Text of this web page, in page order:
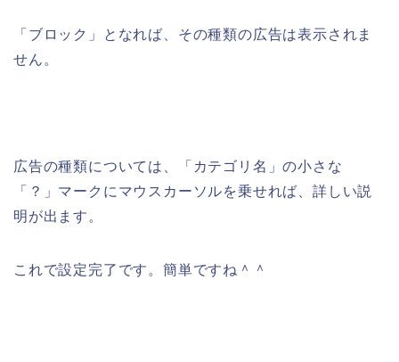
「ブロック」となれば、その種類の広告は表示されま
せん。
広告の種類については、「カテゴリ名」の小さな
「？」マークにマウスカーソルを乗せれば、詳しい説
明が出ます。
これで設定完了です。簡単ですね＾＾